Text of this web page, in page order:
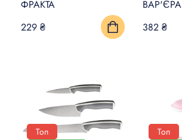
ФРАКТА
229 ₴
ВАР'ЄРА
382 ₴
Топ
Топ